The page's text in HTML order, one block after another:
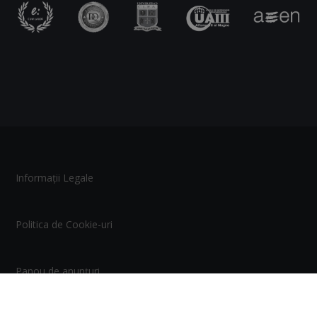
Informații Legale
Politica de Cookie-uri
Panou de anunțuri